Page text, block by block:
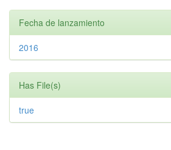
Fecha de lanzamiento
2016
Has File(s)
true